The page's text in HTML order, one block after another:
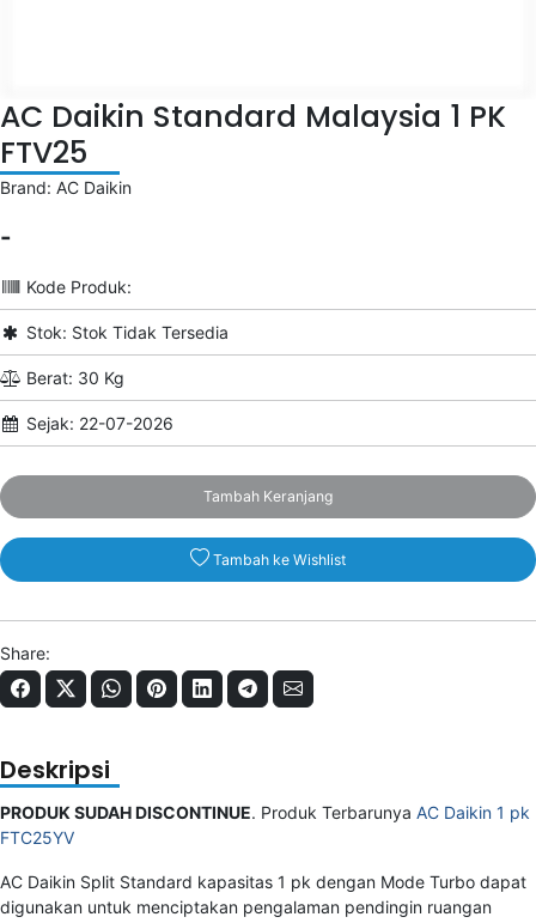
AC Daikin Standard Malaysia 1 PK
FTV25
Brand: AC Daikin
-
Kode Produk:
Stok: Stok Tidak Tersedia
Berat: 30 Kg
Sejak: 22-07-2026
Tambah Keranjang
Tambah ke Wishlist
Share:
Deskripsi
PRODUK SUDAH DISCONTINUE. Produk Terbarunya AC Daikin 1 pk
FTC25YV
AC Daikin Split Standard kapasitas 1 pk dengan Mode Turbo dapat
digunakan untuk menciptakan pengalaman pendingin ruangan